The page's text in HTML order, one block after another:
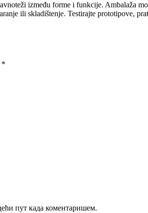
između forme i funkcije. Ambalaža
ili skladištenje. Testirajte prototipove,
*
пут када коментаришем.